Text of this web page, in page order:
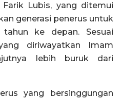
Farik Lubis, yang ditemui
generasi penerus untuk
ke depan. Sesuai
diriwayatkan Imam
lebih buruk dari
yang bersinggungan